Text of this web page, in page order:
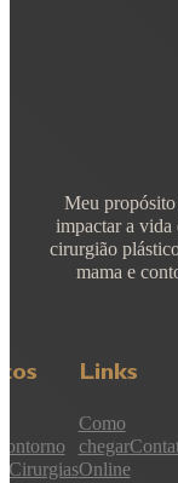
Meu
impactar a vida
cirurgião
mama e
Cirurgias
Links
Como
chegar
Online